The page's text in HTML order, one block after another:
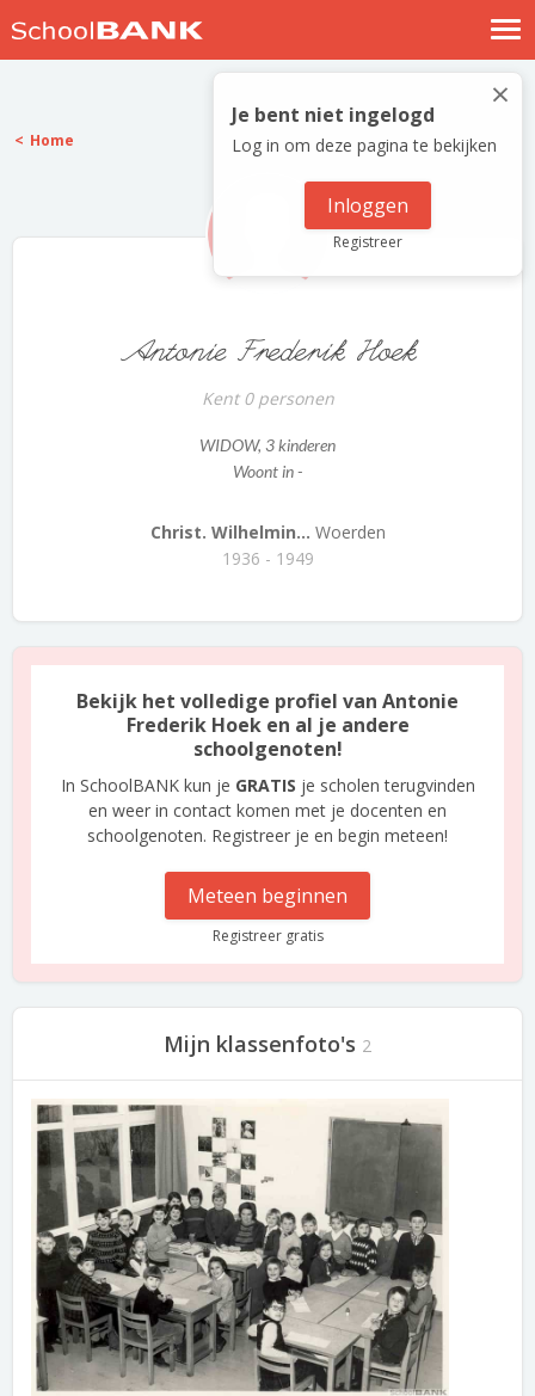
Nostalgische verhalen
Log in
Meld je gratis aan
×
Je bent niet ingelogd
Log in om deze pagina te bekijken
Inloggen
Registreer
Home
Antonie Frederik Hoek
Kent 0 personen
WIDOW, 3 kinderen
Woont in -
Christ. Wilhelmin... Woerden
1936 - 1949
Bekijk het volledige profiel van Antonie
Frederik Hoek en al je andere
schoolgenoten!
In SchoolBANK kun je GRATIS je scholen terugvinden
en weer in contact komen met je docenten en
schoolgenoten. Registreer je en begin meteen!
Meteen beginnen
Registreer gratis
Mijn klassenfoto's 2